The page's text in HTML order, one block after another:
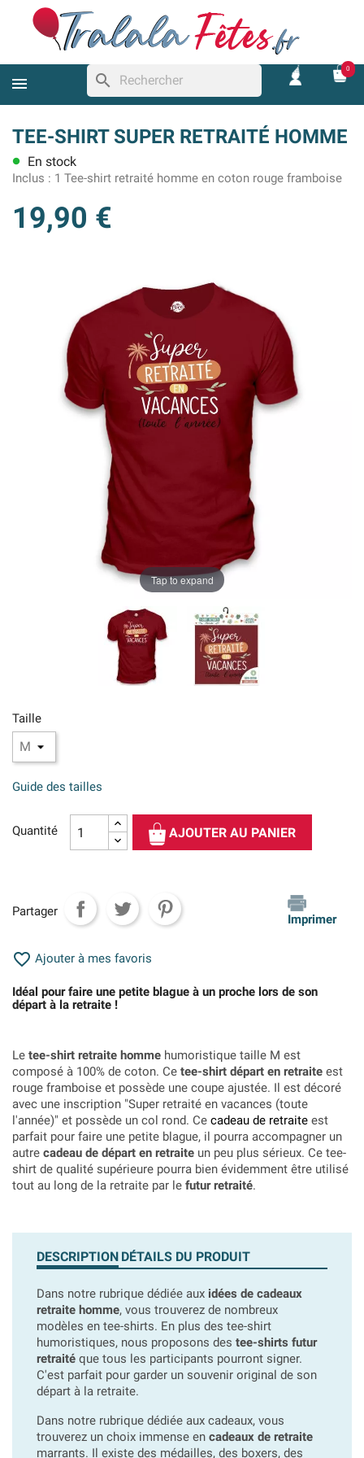
search
0
TEE-SHIRT SUPER RETRAITÉ HOMME
lens En stock
Inclus : 1 Tee-shirt retraité homme en coton rouge framboise
19,90 €
Tap to expand
Taille
Guide des tailles
Quantité AJOUTER AU PANIER
Partager
Imprimer
 Ajouter à mes favoris
Idéal pour faire une petite blague à un proche lors de son
départ à la retraite !
Le tee-shirt retraite homme humoristique taille M est
composé à 100% de coton. Ce tee-shirt départ en retraite est
rouge framboise et possède une coupe ajustée. Il est décoré
avec une inscription "Super retraité en vacances (toute
l'année)" et possède un col rond. Ce cadeau de retraite est
parfait pour faire une petite blague, il pourra accompagner un
autre cadeau de départ en retraite un peu plus sérieux. Ce tee-
shirt de qualité supérieure pourra bien évidemment être utilisé
tout au long de la retraite par le futur retraité.
DESCRIPTION DÉTAILS DU PRODUIT
Dans notre rubrique dédiée aux idées de cadeaux
retraite homme, vous trouverez de nombreux
modèles en tee-shirts. En plus des tee-shirt
humoristiques, nous proposons des tee-shirts futur
retraité que tous les participants pourront signer.
C'est parfait pour garder un souvenir original de son
départ à la retraite.
Dans notre rubrique dédiée aux cadeaux, vous
trouverez un choix immense en cadeaux de retraite
marrants. Il existe des médailles, des boxers, des